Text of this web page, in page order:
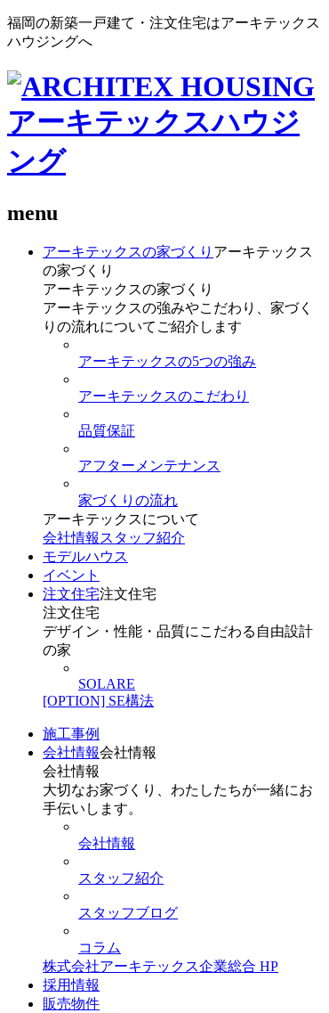
福岡の新築一戸建て・注文住宅はアーキテックス
ハウジングへ
menu
アーキテックスの家づくり アーキテックス
の家づくり
アーキテックスの家づくり
アーキテックスの強みやこだわり、家づく
りの流れについてご紹介します
アーキテックスの5つの強み
アーキテックスのこだわり
品質保証
アフターメンテナンス
家づくりの流れ
アーキテックスについて
会社情報 スタッフ紹介
モデルハウス
イベント
注文住宅注文住宅
注文住宅
デザイン・性能・品質にこだわる自由設計
の家
SOLARE
[OPTION] SE構法
施工事例
会社情報会社情報
会社情報
大切なお家づくり、わたしたちが一緒にお
手伝いします。
会社情報
スタッフ紹介
スタッフブログ
コラム
株式会社アーキテックス企業総合 HP
採用情報
販売物件